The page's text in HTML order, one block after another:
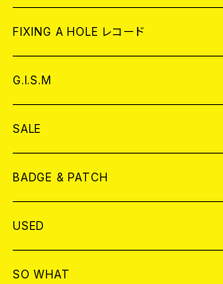
ANALOG
CD
ANALOG
CD
ANALOG
WORLD
CD
ANALOG
CD
アナログ
DVD
T-shirt & WEAR
FIXING A HOLE レコード
G.I.S.M
CD
ANALOG
T-SHIRT & WEAR
DVD
SALE
BADGE & PATCH
BADGE
PATCH
USED
書籍
SO WHAT